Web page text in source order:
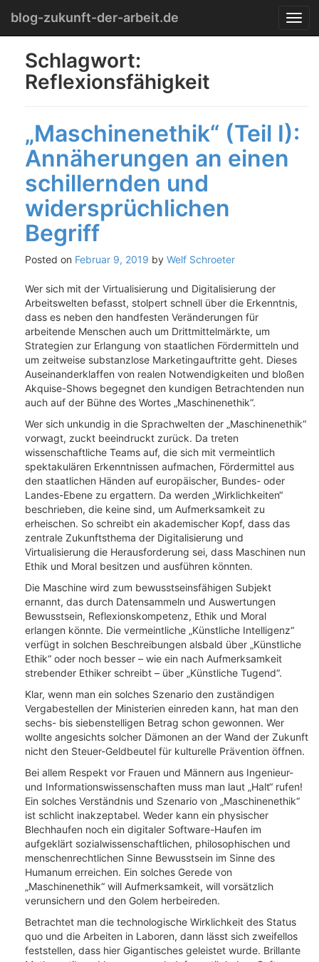
Menu
content
T
o
v
blog-zukunft-der-arbeit.de
Schlagwort:
Reflexionsfähigkeit
„Maschinenethik“ (Teil I):
Annäherungen an einen
schillernden und
widersprüchlichen
Begriff
Posted on Februar 9, 2019 by Welf Schroeter
Wer sich mit der Virtualisierung und Digitalisierung der
Arbeitswelten befasst, stolpert schnell über die Erkenntnis,
dass es neben den handfesten Veränderungen für
arbeitende Menschen auch um Drittmittelmärkte, um
Strategien zur Erlangung von staatlichen Fördermitteln und
um zeitweise substanzlose Marketingauftritte geht. Dieses
Auseinanderklaffen von realen Notwendigkeiten und bloßen
Akquise-Shows begegnet den kundigen Betrachtenden nun
auch auf der Bühne des Wortes „Maschinenethik“.
Wer sich unkundig in die Sprachwelten der „Maschinenethik“
vorwagt, zuckt beeindruckt zurück. Da treten
wissenschaftliche Teams auf, die sich mit vermeintlich
spektakulären Erkenntnissen aufmachen, Fördermittel aus
den staatlichen Händen auf europäischer, Bundes- oder
Landes-Ebene zu ergattern. Da werden „Wirklichkeiten“
beschrieben, die keine sind, um Aufmerksamkeit zu
erheischen. So schreibt ein akademischer Kopf, dass das
zentrale Zukunftsthema der Digitalisierung und
Virtualisierung die Herausforderung sei, dass Maschinen nun
Ethik und Moral besitzen und ausführen könnten.
Die Maschine wird zum bewusstseinsfähigen Subjekt
ernannt, das durch Datensammeln und Auswertungen
Bewusstsein, Reflexionskompetenz, Ethik und Moral
erlangen könnte. Die vermeintliche „Künstliche Intelligenz“
verfügt in solchen Beschreibungen alsbald über „Künstliche
Ethik“ oder noch besser – wie ein nach Aufmerksamkeit
strebender Ethiker schreibt – über „Künstliche Tugend“.
Klar, wenn man ein solches Szenario den zuständigen
Vergabestellen der Ministerien einreden kann, hat man den
sechs- bis siebenstelligen Betrag schon gewonnen. Wer
wollte angesichts solcher Dämonen an der Wand der Zukunft
nicht den Steuer-Geldbeutel für kulturelle Prävention öffnen.
Bei allem Respekt vor Frauen und Männern aus Ingenieur-
und Informationswissenschaften muss man laut „Halt“ rufen!
Ein solches Verständnis und Szenario von „Maschinenethik“
ist schlicht inakzeptabel. Weder kann ein physischer
Blechhaufen noch ein digitaler Software-Haufen im
aufgeklärt sozialwissenschaftlichen, philosophischen und
menschenrechtlichen Sinne Bewusstsein im Sinne des
Humanum erreichen. Ein solches Gerede von
„Maschinenethik“ will Aufmerksamkeit, will vorsätzlich
verunsichern und den Golem herbeireden.
Betrachtet man die technologische Wirklichkeit des Status
quo und die Arbeiten in Laboren, dann lässt sich zweifellos
feststellen, dass hier Gigantisches geleistet wurde. Brillante